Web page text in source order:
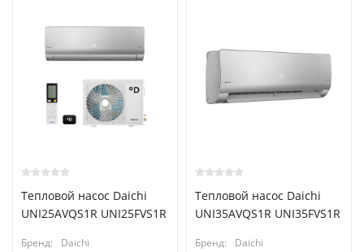
Тепловой насос Daichi
UNI25AVQS1R UNI25FVS1R
Бренд: Daichi
Тепловой насос Daichi
UNI35AVQS1R UNI35FVS1R
Бренд: Daichi